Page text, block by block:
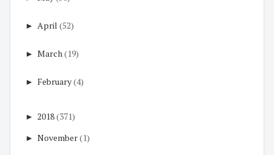
► April (52)
► March(19)
► February(4)
► 2018(371)
► November(1)